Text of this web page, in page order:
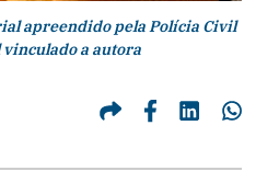
apreendido pela Polícia Civil
a autora